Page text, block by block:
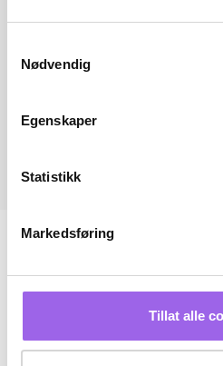
Nødvendig
Egenskaper
Statistikk
Markedsføring
Tillat alle